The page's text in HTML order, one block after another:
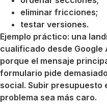
eliminar fricciones;
testar versiones.
Ejemplo práctico: una
cualificado desde Google
porque el mensaje
formulario pide
social. Subir presupuesto
problema sea más caro.